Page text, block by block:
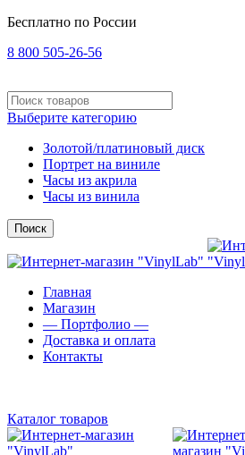
Бесплатно по России
8 800 505-26-56
Выберите категорию
Золотой/платиновый диск
Портрет на виниле
Часы из акрила
Часы из винила
Поиск
Главная
Магазин
— Портфолио —
Доставка и оплата
Контакты
Каталог товаров